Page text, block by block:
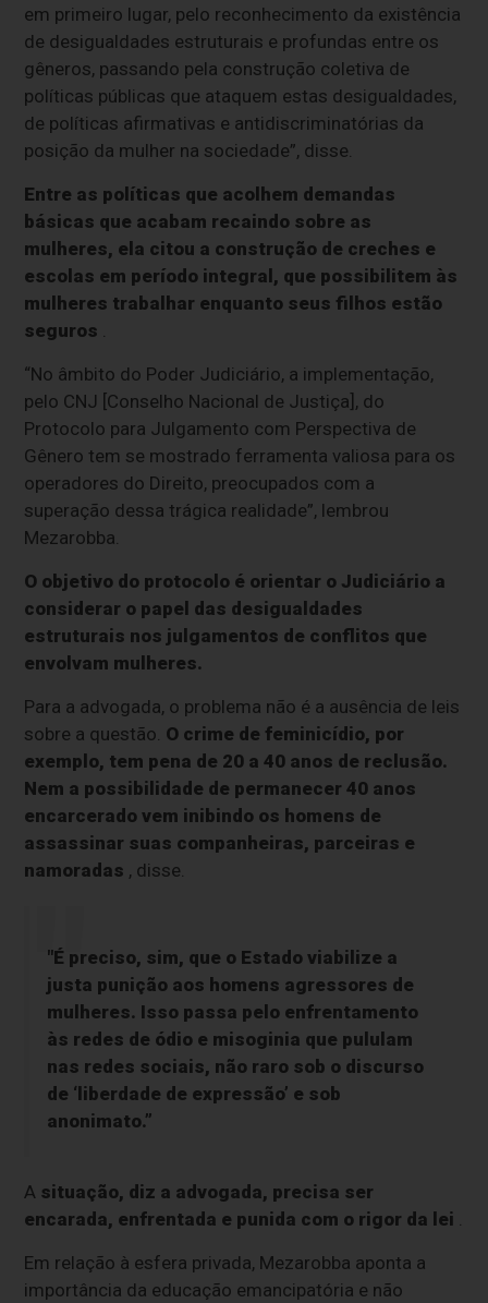
em primeiro lugar, pelo reconhecimento da existência
de desigualdades estruturais e profundas entre os
gêneros, passando pela construção coletiva de
políticas públicas que ataquem estas desigualdades,
de políticas afirmativas e antidiscriminatórias da
posição da mulher na sociedade”, disse.
Entre as políticas que acolhem demandas
básicas que acabam recaindo sobre as
mulheres, ela citou a construção de creches e
escolas em período integral, que possibilitem às
mulheres trabalhar enquanto seus filhos estão
seguros .
“No âmbito do Poder Judiciário, a implementação,
pelo CNJ [Conselho Nacional de Justiça], do
Protocolo para Julgamento com Perspectiva de
Gênero tem se mostrado ferramenta valiosa para os
operadores do Direito, preocupados com a
superação dessa trágica realidade”, lembrou
Mezarobba.
O objetivo do protocolo é orientar o Judiciário a
considerar o papel das desigualdades
estruturais nos julgamentos de conflitos que
envolvam mulheres.
Para a advogada, o problema não é a ausência de leis
sobre a questão. O crime de feminicídio, por
exemplo, tem pena de 20 a 40 anos de reclusão.
Nem a possibilidade de permanecer 40 anos
encarcerado vem inibindo os homens de
assassinar suas companheiras, parceiras e
namoradas , disse.
"É preciso, sim, que o Estado viabilize a
justa punição aos homens agressores de
mulheres. Isso passa pelo enfrentamento
às redes de ódio e misoginia que pululam
nas redes sociais, não raro sob o discurso
de ‘liberdade de expressão’ e sob
anonimato.”
A situação, diz a advogada, precisa ser
encarada, enfrentada e punida com o rigor da lei .
Em relação à esfera privada, Mezarobba aponta a
importância da educação emancipatória e não